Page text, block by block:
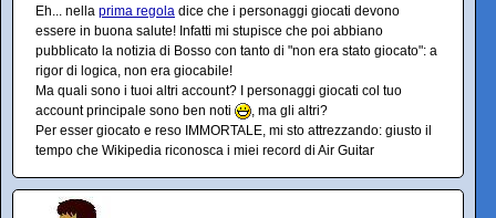
Eh... nella prima regola dice che i personaggi giocati devono
essere in buona salute! Infatti mi stupisce che poi abbiano
pubblicato la notizia di Bosso con tanto di "non era stato giocato": a
rigor di logica, non era giocabile!
Ma quali sono i tuoi altri account? I personaggi giocati col tuo
account principale sono ben noti
, ma gli altri?
Per esser giocato e reso IMMORTALE, mi sto attrezzando: giusto il
tempo che Wikipedia riconosca i miei record di Air Guitar